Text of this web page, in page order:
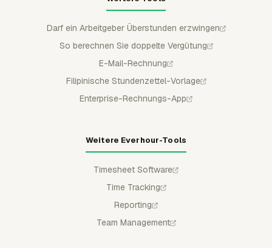
Darf ein Arbeitgeber Überstunden erzwingen
So berechnen Sie doppelte Vergütung
E-Mail-Rechnung
Filipinische Stundenzettel-Vorlage
Enterprise-Rechnungs-App
Weitere Everhour-Tools
Timesheet Software
Time Tracking
Reporting
Team Management